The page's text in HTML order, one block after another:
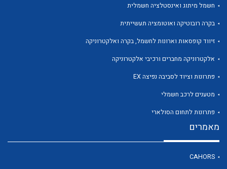
לכל מוצרי היצרן
חשמל מיתוג ואינסטלציה חשמלית
בקרה רובוטיקה ואוטומציה תעשייתית
זיווד קופסאות וארונות לחשמל, בקרה ואלקטרוניקה
אלקטרוניקה מחברים ורכיבי אלקטרוניקה
פתרונות וציוד לסביבה נפיצה EX
מטענים לרכב חשמלי
פתרונות לתחום הסולארי
מאמרים
CAHORS